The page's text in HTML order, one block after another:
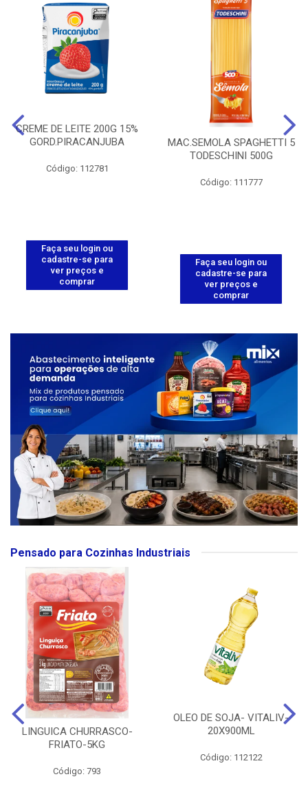
CREME DE LEITE 200G 15%
GORD.PIRACANJUBA
Código: 112781
Faça seu login ou
cadastre-se para
ver preços e
comprar
MAC.SEMOLA SPAGHETTI 5
TODESCHINI 500G
Código: 111777
Faça seu login ou
cadastre-se para
ver preços e
comprar
Pensado para Cozinhas Industriais
LINGUICA CHURRASCO-
FRIATO-5KG
Código: 793
OLEO DE SOJA- VITALIV-
20X900ML
Código: 112122